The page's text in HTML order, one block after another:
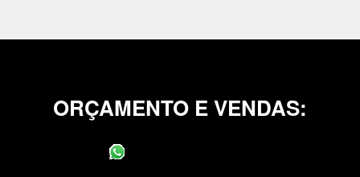
ORÇAMENTO E VENDAS: